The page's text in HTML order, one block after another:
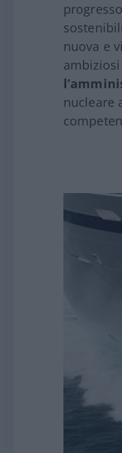
nuova e
nucleare